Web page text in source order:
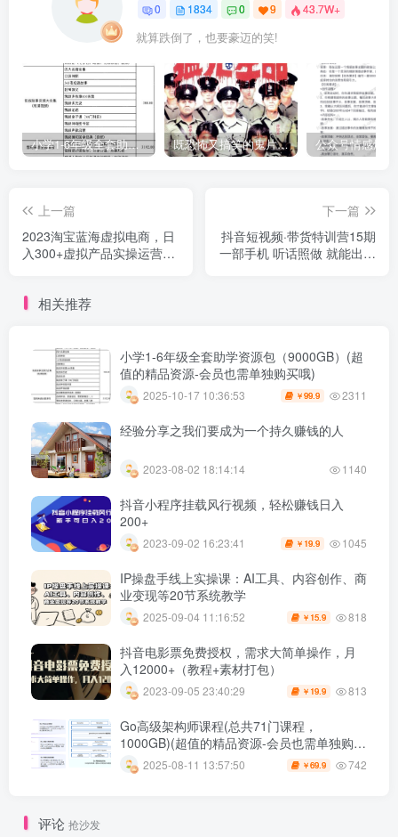
0 1834 0 9 43.7W+
就算跌倒了，也要豪迈的笑!
小学1-6年级全套助学资源包（9000GB）(超值的精品资源-会员也需单独购买哦) 既恐怖又搞笑的鬼片（10部猛鬼恐怖片都是喜剧片）
上一篇
2023淘宝蓝海虚拟电商，日
入300+虚拟产品实操运营，
下一篇
抖音短视频·带货特训营15期
一部手机 听话照做 就能出单
相关推荐
小学1-6年级全套助学资源包（9000GB）(超
值的精品资源-会员也需单独购买哦)
2025-10-17 10:36:53 ￥99.9 2311
经验分享之我们要成为一个持久赚钱的人
2023-08-02 18:14:14 1140
抖音小程序挂载风行视频，轻松赚钱日入
200+
2023-09-02 16:23:41 ￥ 19.9 1045
IP操盘手线上实操课：AI工具、内容创作、商
业变现等20节系统教学
2025-09-04 11:16:52 ￥ 15.9 818
抖音电影票免费授权，需求大简单操作，月
入12000+（教程+素材打包）
2023-09-05 23:40:29 ￥ 19.9 813
Go高级架构师课程(总共71门课程，
1000GB)(超值的精品资源-会员也需单独购买
哦)
2025-08-11 13:57:50 ￥69.9 742
评论 抢沙发